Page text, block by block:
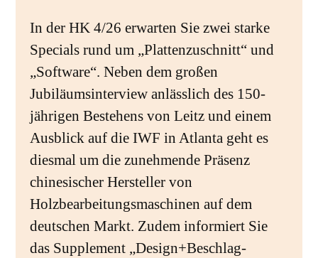
In der HK 4/26 erwarten Sie zwei starke
Specials rund um „Plattenzuschnitt“ und
„Software“. Neben dem großen
Jubiläumsinterview anlässlich des 150-
jährigen Bestehens von Leitz und einem
Ausblick auf die IWF in Atlanta geht es
diesmal um die zunehmende Präsenz
chinesischer Hersteller von
Holzbearbeitungsmaschinen auf dem
deutschen Markt. Zudem informiert Sie
das Supplement „Design+Beschlag-